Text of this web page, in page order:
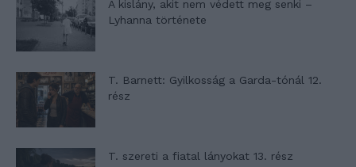
A kislány, akit nem védett meg senki –
Lyhanna története
T. Barnett: Gyilkosság a Garda-tónál 12.
rész
T. szereti a fiatal lányokat 13. rész